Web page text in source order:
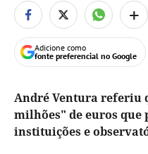
+
Adicione como
fonte preferencial no Google
André Ventura referiu
milhões" de euros que
instituições e